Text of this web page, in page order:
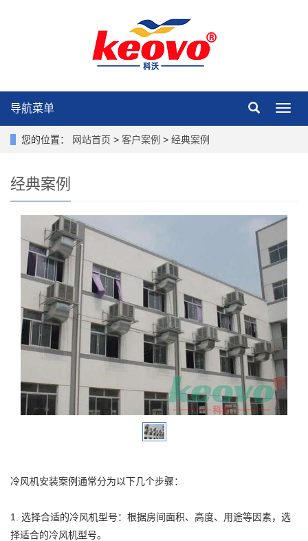
导
导航菜单
您的位置： 网站首页 > 客户案例 > 经典案例
经典案例
冷风机安装案例通常分为以下几个步骤：
1. 选择合适的冷风机型号：根据房间面积、高度、用途等因素，选
择适合的冷风机型号。